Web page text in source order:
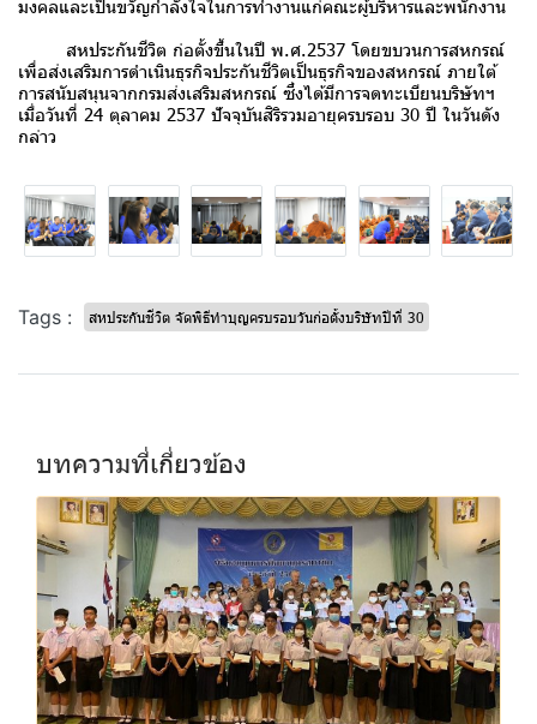
มงคลและเป็นขวัญกำลังใจในการทำงานแก่คณะผู้บริหารและพนักงาน
สหประกันชีวิต ก่อตั้งขึ้นในปี พ.ศ.2537 โดยขบวนการสหกรณ์
เพื่อส่งเสริมการดำเนินธุรกิจประกันชีวิตเป็นธุรกิจของสหกรณ์ ภายใต้
การสนับสนุนจากกรมส่งเสริมสหกรณ์ ซึ่งได้มีการจดทะเบียนบริษัทฯ
เมื่อวันที่ 24 ตุลาคม 2537 ปัจจุบันสิริรวมอายุครบรอบ 30 ปี ในวันดัง
กล่าว
Tags : สหประกันชีวิต จัดพิธีทำบุญครบรอบวันก่อตั้งบริษัทปีที่ 30
บทความที่เกี่ยวข้อง